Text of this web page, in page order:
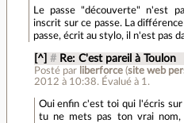
Le passe "découverte" n'est
inscrit sur ce passe. La
passe, écrit au stylo, il n'est pas
[^] # Re: C'est pareil à Toulon
Posté par liberforce(site web
2012 à 10:38. Évalué à 1 .
Oui enfin c'est toi qui l'écris sur
tu ne mets pas ton vrai nom,